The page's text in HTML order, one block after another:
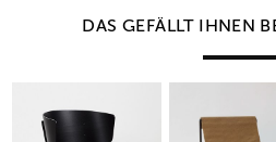
DAS GEFÄLLT IHNEN